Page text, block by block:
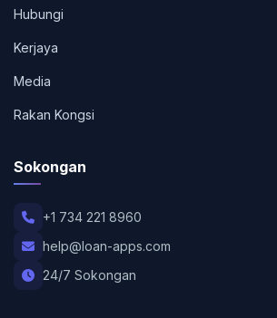
Hubungi
Kerjaya
Media
Rakan Kongsi
Sokongan
+1 734 221 8960
help@loan-apps.com
24/7 Sokongan